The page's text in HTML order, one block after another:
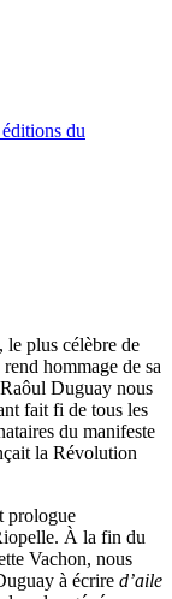
du
plus célèbre de
hommage de sa
Duguay nous
fait fi de tous les
du manifeste
la Révolution
prologue
À la fin du
Vachon, nous
à écrire d’aile